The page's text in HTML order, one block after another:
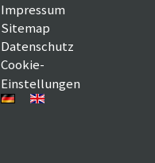
Impressum
Sitemap
Datenschutz
Cookie-
Einstellungen